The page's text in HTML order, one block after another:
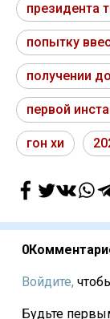
президента
попытку
получении
первой
гон хи
0
Войдите,
Будьте